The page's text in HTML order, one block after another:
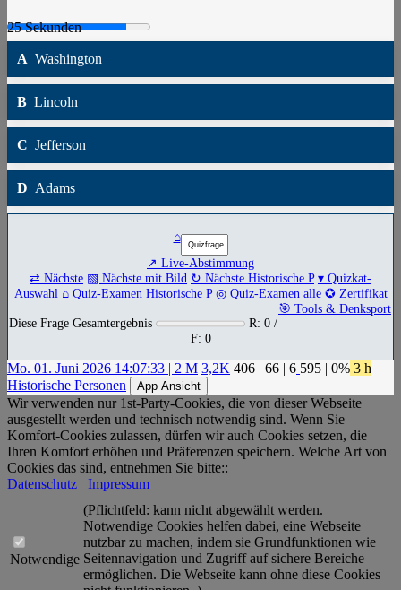
A Washington
B Lincoln
C Jefferson
D Adams
⌂
↗ Live-Abstimmung
⇄ Nächste ▧ Nächste mit Bild ↻ Nächste Historische P ▾ Quizkat-
Auswahl ⌂ Quiz-Examen Historische P ◎ Quiz-Examen alle ✪ Zertifikat
🎯 Tools & Denksport
Diese Frage Gesamtergebnis
R: 0 /
F: 0
Mo. 01. Juni 2026 14:07:33 | 2 M 3,2K 406 | 66 | 6 595 | 0% 3 h
Historische Personen
App Ansicht
Wir verwenden nur 1st-Party-Cookies, die von dieser Webseite
ausgestellt werden und technisch notwendig sind. Wenn Sie
Komfort-Cookies zulassen, dürfen wir auch Cookies setzen, die
Ihren Komfort erhöhen und Präferenzen speichern. Welche Art von
Cookies das sind, entnehmen Sie bitte::
Datenschutz
Impressum
Notwendige
(Pflichtfeld: kann nicht abgewählt werden.
Notwendige Cookies helfen dabei, eine Webseite
nutzbar zu machen, indem sie Grundfunktionen wie
Seitennavigation und Zugriff auf sichere Bereiche
ermöglichen. Die Webseite kann ohne diese Cookies